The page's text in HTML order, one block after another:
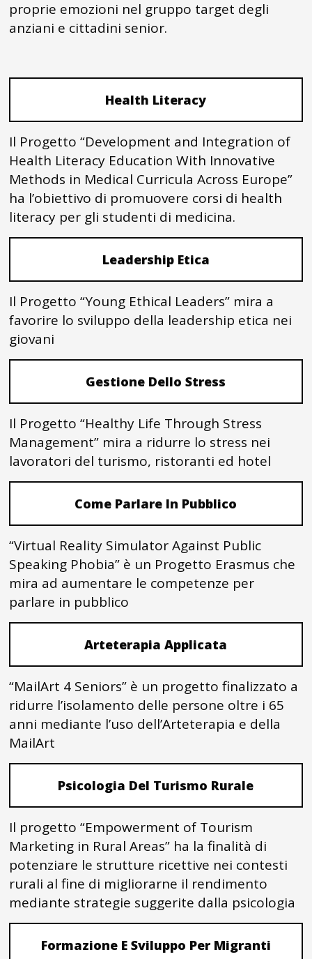
proprie emozioni nel gruppo target degli
anziani e cittadini senior.
Health Literacy
Il Progetto “Development and Integration of
Health Literacy Education With Innovative
Methods in Medical Curricula Across Europe”
ha l’obiettivo di promuovere corsi di health
literacy per gli studenti di medicina.
Leadership Etica
Il Progetto “Young Ethical Leaders” mira a
favorire lo sviluppo della leadership etica nei
giovani
Gestione Dello Stress
Il Progetto “Healthy Life Through Stress
Management” mira a ridurre lo stress nei
lavoratori del turismo, ristoranti ed hotel
Come Parlare In Pubblico
“Virtual Reality Simulator Against Public
Speaking Phobia” è un Progetto Erasmus che
mira ad aumentare le competenze per
parlare in pubblico
Arteterapia Applicata
“MailArt 4 Seniors” è un progetto finalizzato a
ridurre l’isolamento delle persone oltre i 65
anni mediante l’uso dell’Arteterapia e della
MailArt
Psicologia Del Turismo Rurale
Il progetto “Empowerment of Tourism
Marketing in Rural Areas” ha la finalità di
potenziare le strutture ricettive nei contesti
rurali al fine di migliorarne il rendimento
mediante strategie suggerite dalla psicologia
Formazione E Sviluppo Per Migranti